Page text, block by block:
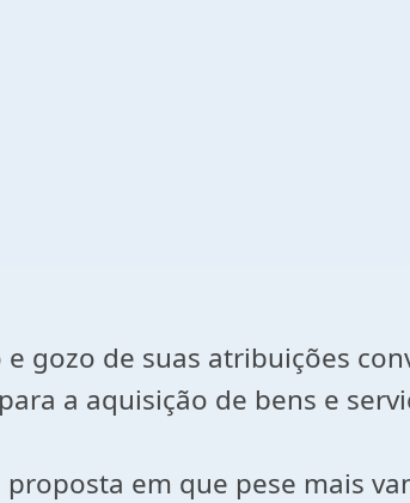
gozo de suas atribuições
a aquisição de bens e
em que pese mais